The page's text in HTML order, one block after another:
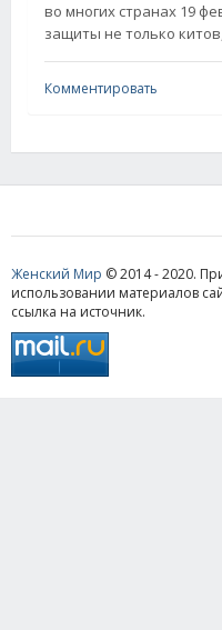
во многих странах 19
защиты не только
Комментировать
Женский Мир © 2014 - 2020.
использовании материалов
ссылка на источник.